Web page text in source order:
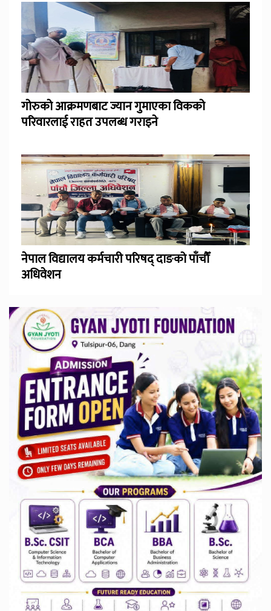
गोरुको आक्रमणबाट ज्यान गुमाएका विकको
परिवारलाई राहत उपलब्ध गराइने
नेपाल विद्यालय कर्मचारी परिषद् दाङको पाँचौँ
अधिवेशन